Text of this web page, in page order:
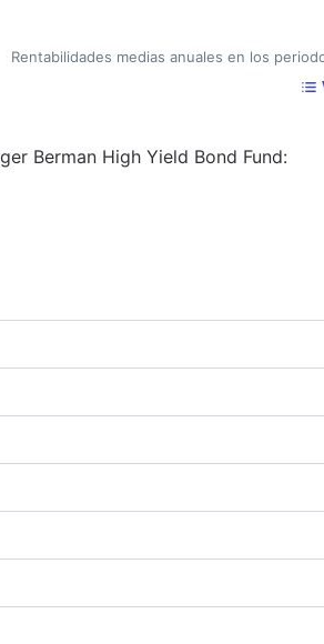
Rentabilidades medias anuales en los
Berman High Yield Bond Fund: